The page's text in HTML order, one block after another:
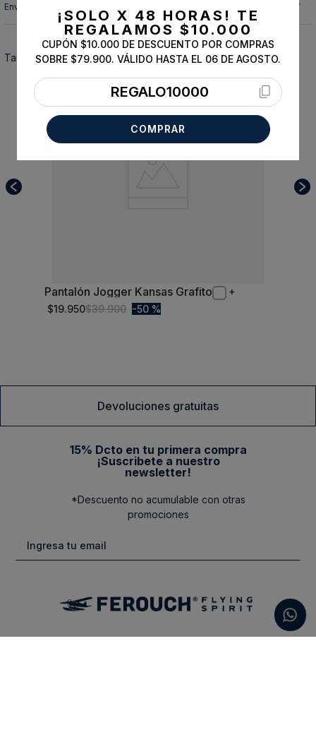
Envíos, cambios y devoluciones
También te podría interesar
S
Pantalón Jogger Kansas Grafito
$19.950$39.900 50 %
Devoluciones gratuitas
15% Dcto en tu primera compra
¡Suscribete a nuestro
newsletter!
*Descuento no acumulable con otras
promociones
¡SOLO X 48 HORAS! TE
REGALAMOS $10.000
CUPÓN $10.000 DE DESCUENTO POR COMPRAS
SOBRE $79.900. VÁLIDO HASTA EL 06 DE AGOSTO.
REGALO10000
COMPRAR